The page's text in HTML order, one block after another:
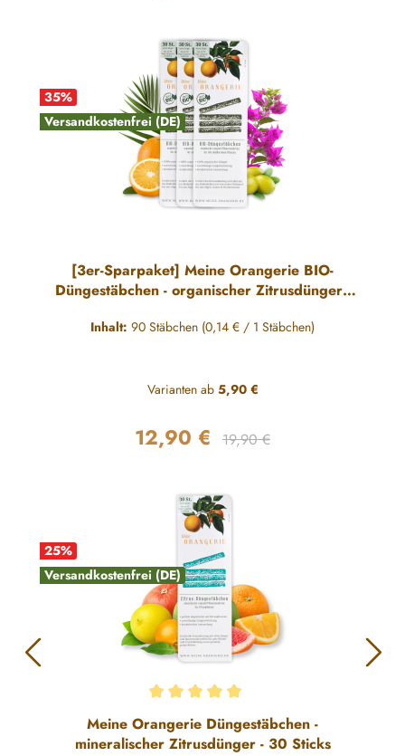
35%
Versandkostenfrei (DE)
[3er-Sparpaket] Meine Orangerie BIO-
Düngestäbchen - organischer Zitrusdünger -
Inhalt: 90 Stäbchen (0,14 € / 1 Stäbchen)
Varianten ab5,90 €
Verkaufspreis:
12,90 € Regulärer Preis:
19,90 €
25%
Versandkostenfrei (DE)
Durchschnittliche Bewertung von 5 von 5 Sternen
Meine Orangerie Düngestäbchen -
mineralischer Zitrusdünger - 30 Sticks